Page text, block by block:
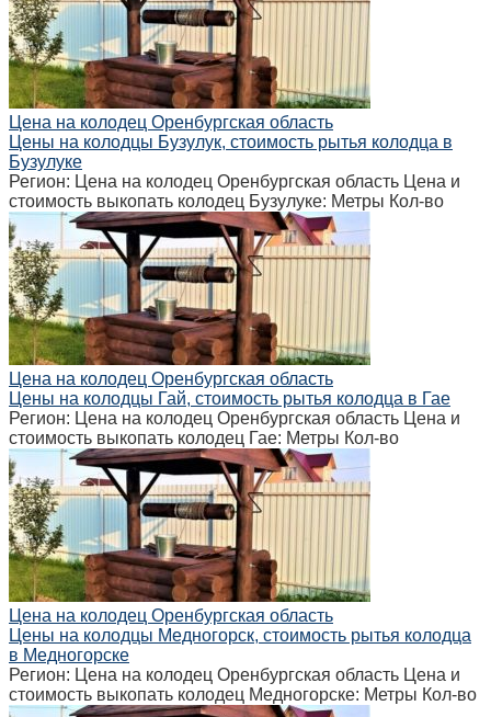
Цена на колодец Оренбургская область
Цены на колодцы Бузулук, стоимость рытья колодца в
Бузулуке
Регион: Цена на колодец Оренбургская область Цена и
стоимость выкопать колодец Бузулуке: Метры Кол-во
Цена на колодец Оренбургская область
Цены на колодцы Гай, стоимость рытья колодца в Гае
Регион: Цена на колодец Оренбургская область Цена и
стоимость выкопать колодец Гае: Метры Кол-во
Цена на колодец Оренбургская область
Цены на колодцы Медногорск, стоимость рытья колодца
в Медногорске
Регион: Цена на колодец Оренбургская область Цена и
стоимость выкопать колодец Медногорске: Метры Кол-во